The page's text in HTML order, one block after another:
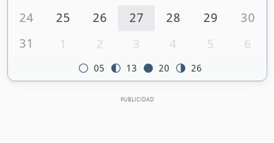
24
25 26 27 28 29
30
31
1 2 3 4 5 6
05 13 20 26